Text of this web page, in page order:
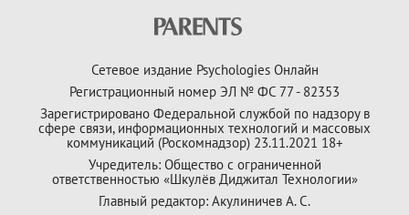
Сетевое издание Psychologies Онлайн
Регистрационный номер ЭЛ № ФС 77 - 82353
Зарегистрировано Федеральной службой по надзору в
сфере связи, информационных технологий и массовых
коммуникаций (Роскомнадзор) 23.11.2021 18+
Учредитель: Общество с ограниченной
ответственностью «Шкулёв Диджитал Технологии»
Главный редактор: Акулиничев А. С.